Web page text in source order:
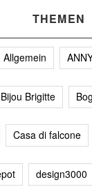
THEMEN
Allgemein
Bijou Brigitte
Casa di falcone
design3000